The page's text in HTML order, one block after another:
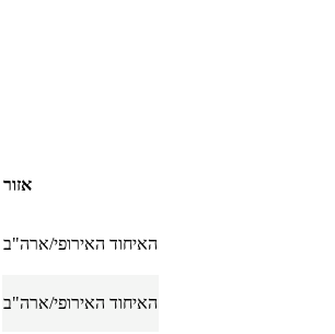
אזור
האיחוד האירופי/ארה"ב
האיחוד האירופי/ארה"ב